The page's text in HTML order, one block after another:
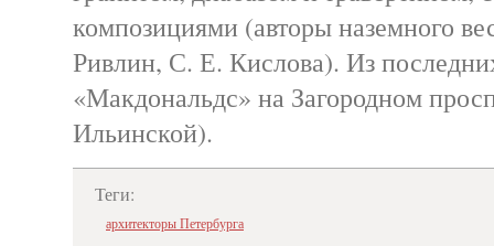
композициями (авторы наземного
Ривлин, С. Е. Кислова). Из
«Макдональдс» на Загородном
Ильинской).
Теги:
архитекторы Петербурга